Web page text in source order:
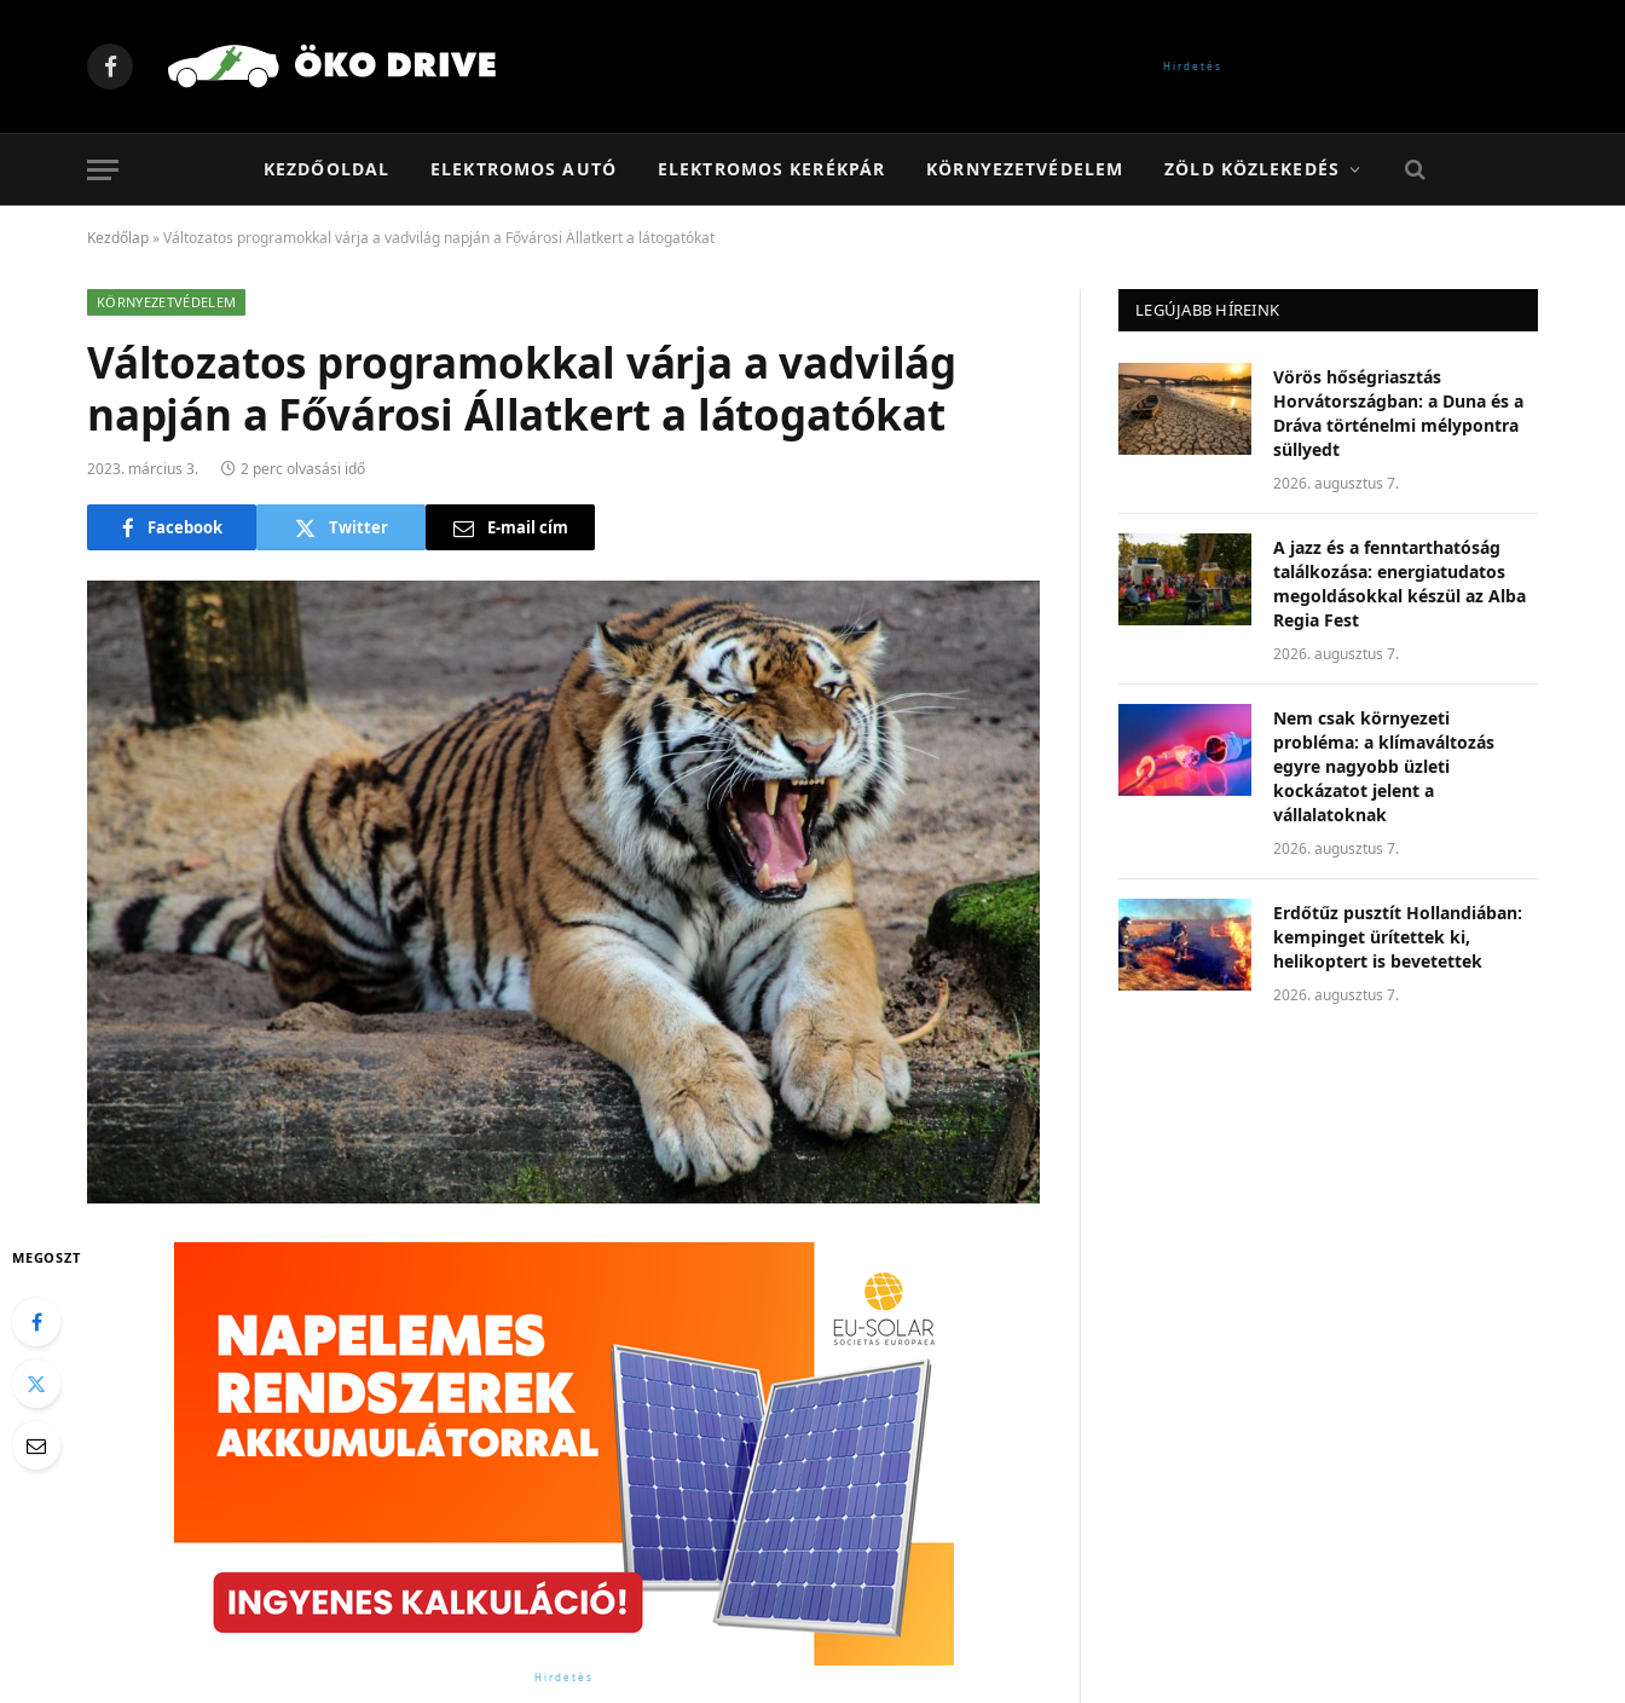
Facebook
KEZDŐOLDAL ELEKTROMOS AUTÓ ELEKTROMOS KERÉKPÁR KÖRNYEZETVÉDELEM ZÖLD KÖZLEKEDÉS
Kezdőlap »Változatos programokkal várja a vadvilág napján a Fővárosi Állatkert a látogatókat
KÖRNYEZETVÉDELEM
Változatos programokkal várja a vadvilág
napján a Fővárosi Állatkert a látogatókat
2023. március 3. 2 perc olvasási idő
Facebook Twitter E-mail cím
MEGOSZT
LEGÚJABB HÍREINK
Vörös hőségriasztás
Horvátországban: a Duna és a
Dráva történelmi mélypontra
süllyedt
2026. augusztus 7.
A jazz és a fenntarthatóság
találkozása: energiatudatos
megoldásokkal készül az Alba
Regia Fest
2026. augusztus 7.
Nem csak környezeti
probléma: a klímaváltozás
egyre nagyobb üzleti
kockázatot jelent a
vállalatoknak
2026. augusztus 7.
Erdőtűz pusztít Hollandiában:
kempinget ürítettek ki,
helikoptert is bevetettek
2026. augusztus 7.